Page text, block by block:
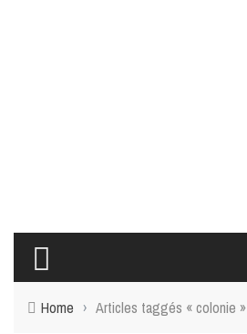
Home › Articles taggés « colonie »